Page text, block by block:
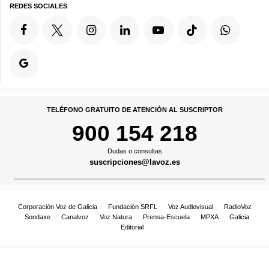
REDES SOCIALES
TELÉFONO GRATUITO DE ATENCIÓN AL SUSCRIPTOR
900 154 218
Dudas o consultas
suscripciones@lavoz.es
Corporación Voz de Galicia Fundación SRFL Voz Audiovisual
RadioVoz
Sondaxe
Canalvoz Voz Natura Prensa-Escuela MPXA
Galicia
Editorial